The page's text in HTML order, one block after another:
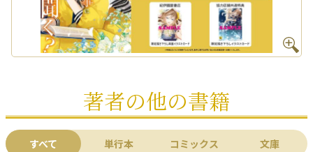
著者の他の書籍
すべて 単行本 コミックス 文庫